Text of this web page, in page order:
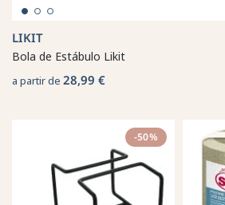
LIKIT
Bola de Estábulo Likit
a partir de 28,99 €
-50%